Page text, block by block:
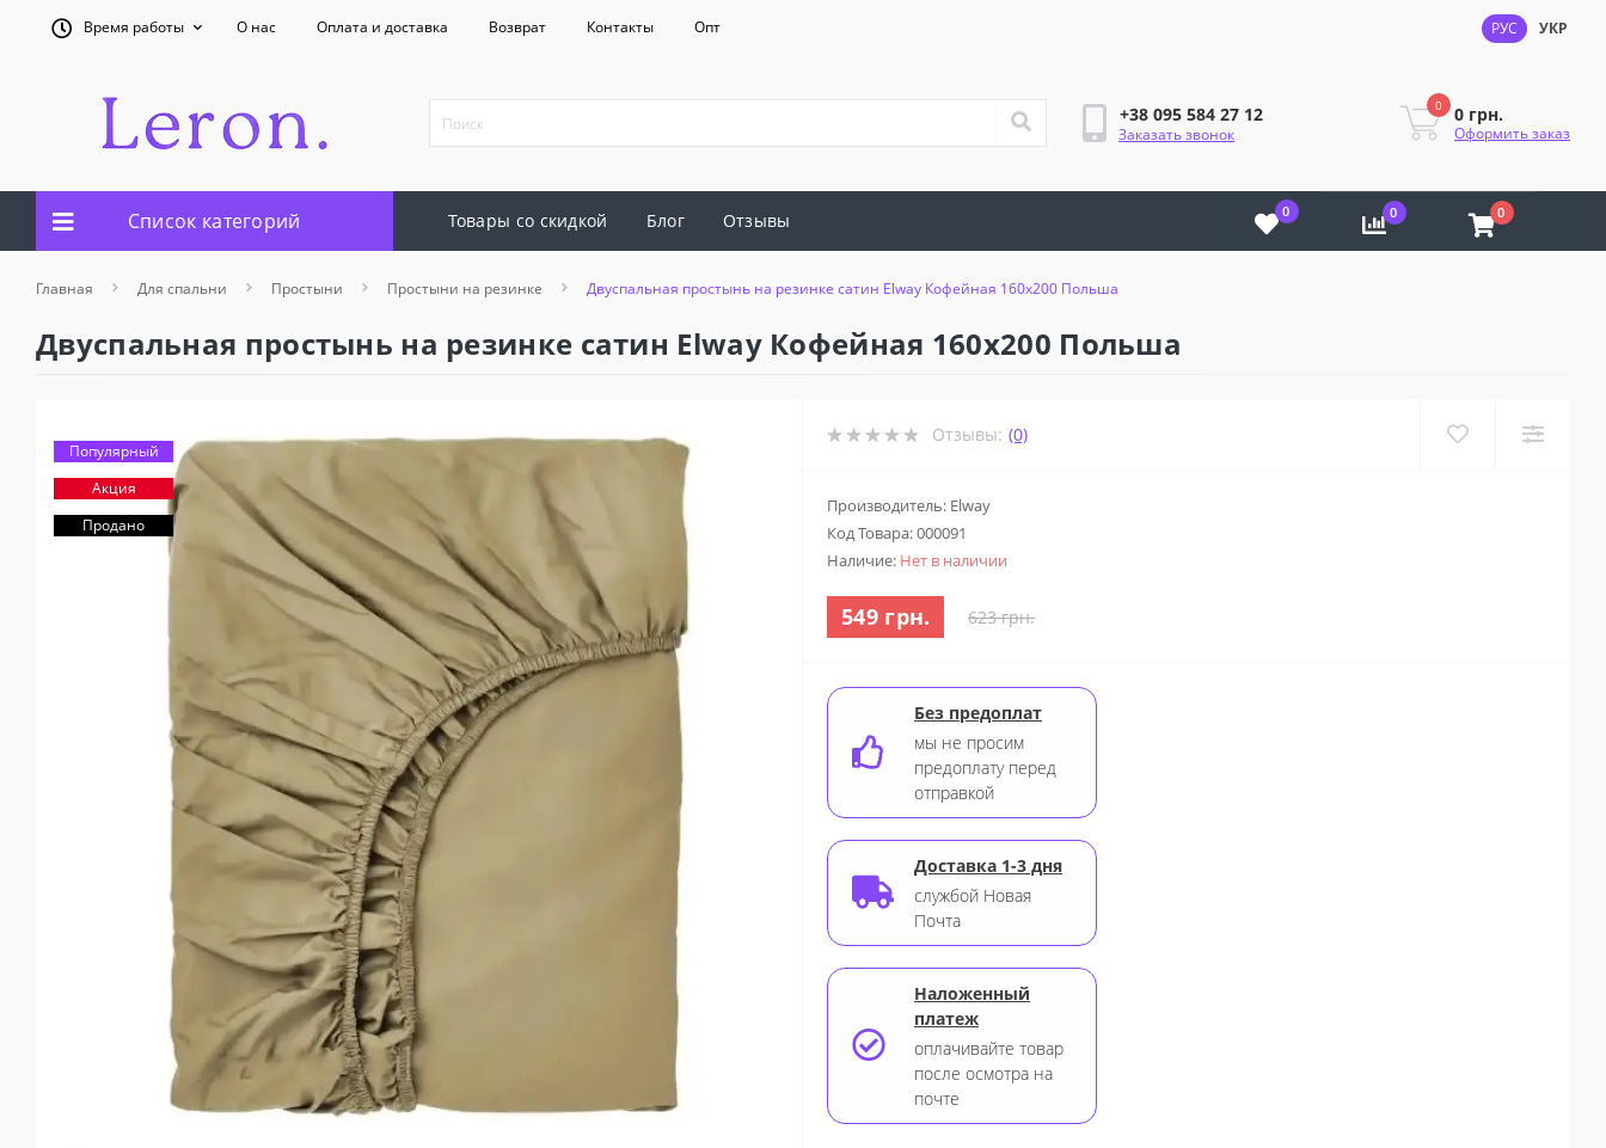
Время работы О нас Оплата и доставка Возврат Контакты Опт РУС УКР
+38 095 584 27 12
Заказать звонок
0 0 грн.
Оформить заказ
Список категорий Товары со скидкой Блог Отзывы 0 0 0
Главная Для спальни Простыни Простыни на резинке Двуспальная простынь на резинке сатин Elway Кофейная 160x200 Польша
Двуспальная простынь на резинке сатин Elway Кофейная 160x200 Польша
Популярный
Акция
Продано
Отзывы: (0)
Производитель: Elway
Код Товара:000091
Наличие: Нет в наличии
549 грн. 623 грн.
Без предоплат
мы не просим
предоплату перед
отправкой
Доставка 1-3 дня
службой Новая
Почта
Наложенный
платеж
оплачивайте товар
после осмотра на
почте